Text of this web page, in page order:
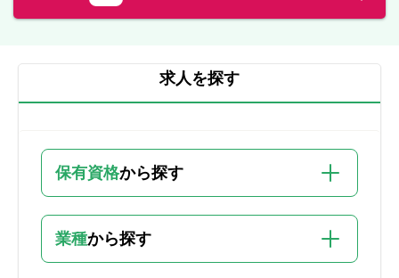
求人を探す
保有資格から探す
業種から探す